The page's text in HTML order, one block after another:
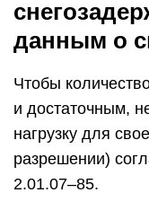
данным о
Чтобы
и достаточным,
нагрузку для
разрешении)
2.01.07–85.